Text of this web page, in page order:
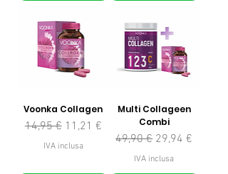
Voonka Collagen
Prezzo regolare
14,95 € Prezzo scontato
11,21 €
IVA inclusa
Multi Collageen
Combi
Prezzo regolare
49,90 € Prezzo scontato
29,94 €
IVA inclusa